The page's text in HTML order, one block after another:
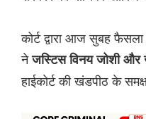
कोर्ट द्वारा आज सुबह
नेजस्टिस विनय जोशी और
हाईकोर्ट की खंडपीठ के